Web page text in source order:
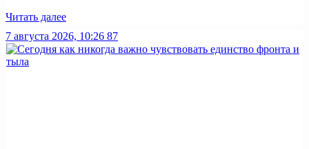
Читать далее
7 августа 2026, 10:26 87